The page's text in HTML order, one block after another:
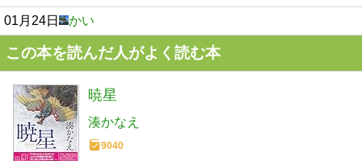
01月24日 かい
この本を読んだ人がよく読む本
暁星
湊かなえ
9040